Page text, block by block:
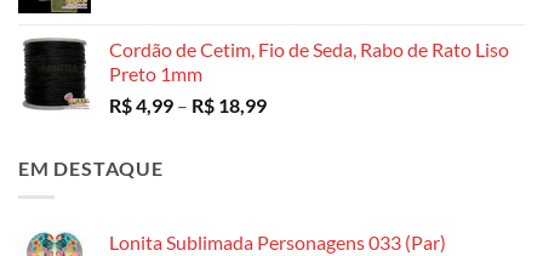
Cordão de Cetim, Fio de Seda, Rabo de Rato Liso
Preto 1mm
R$4,99 – R$ 18,99Faixa
EM DESTAQUE
Lonita Sublimada Personagens 033 (Par)